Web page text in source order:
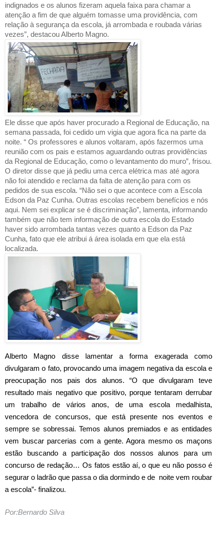
indignados e os alunos fizeram aquela faixa para chamar a
atenção a fim de que alguém tomasse uma providência, com
relação à segurança da escola, já arrombada e roubada várias
vezes”, destacou Alberto Magno.
Ele disse que após haver procurado a Regional de Educação, na
semana passada, foi cedido um vigia que agora fica na parte da
noite. “ Os professores e alunos voltaram, após fazermos uma
reunião com os pais e estamos aguardando outras providências
da Regional de Educação, como o levantamento do muro”, frisou.
O diretor disse que já pediu uma cerca elétrica mas até agora
não foi atendido e reclama da falta de atenção para com os
pedidos de sua escola. “Não sei o que acontece com a Escola
Edson da Paz Cunha. Outras escolas recebem benefícios e nós
aqui. Nem sei explicar se é discriminação”, lamenta, informando
também que não tem informação de outra escola do Estado
haver sido arrombada tantas vezes quanto a Edson da Paz
Cunha, fato que ele atribui á área isolada em que ela está
localizada.
Alberto Magno disse lamentar a forma exagerada como
divulgaram o fato, provocando uma imagem negativa da escola e
preocupação nos pais dos alunos. “O que divulgaram teve
resultado mais negativo que positivo, porque tentaram derrubar
um trabalho de vários anos, de uma escola medalhista,
vencedora de concursos, que está presente nos eventos e
sempre se sobressai. Temos alunos premiados e as entidades
vem buscar parcerias com a gente. Agora mesmo os maçons
estão buscando a participação dos nossos alunos para um
concurso de redação… Os fatos estão aí, o que eu não posso é
segurar o ladrão que passa o dia dormindo e de noite vem roubar
a escola”- finalizou.
Por:Bernardo Silva